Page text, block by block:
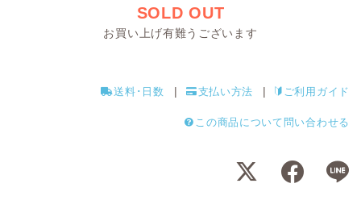
SOLD OUT
お買い上げ有難うございます
送料･日数 支払い方法 ご利用ガイド
この商品について問い合わせる